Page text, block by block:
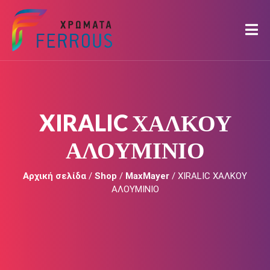
XIRALIC ΧΑΛΚΟΥ
ΑΛΟΥΜΙΝΙΟ
Αρχική σελίδα / Shop / MaxMayer / XIRALIC ΧΑΛΚΟΥ
ΑΛΟΥΜΙΝΙΟ